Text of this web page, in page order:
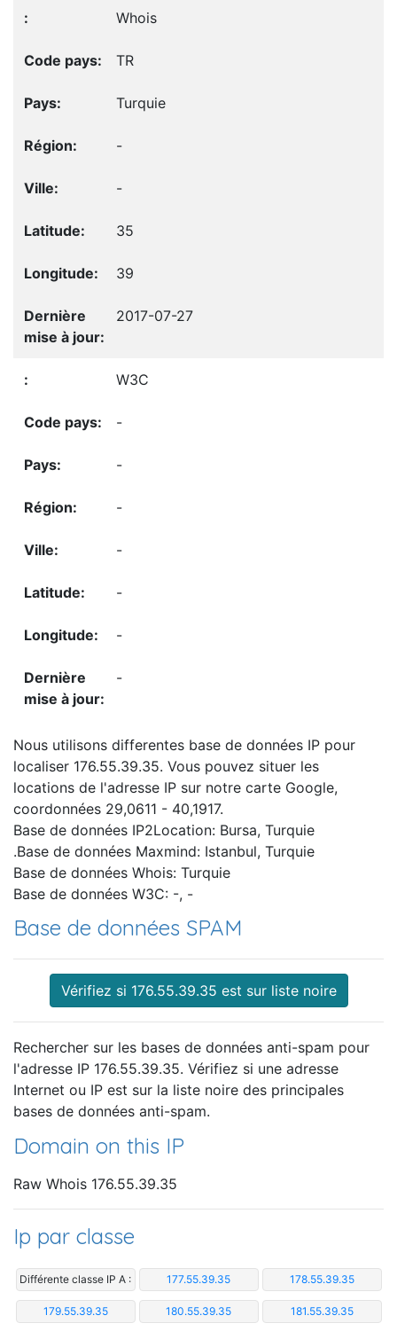
Whois
TR
Turquie
-
-
35
39
2017-07-27
W3C
-
-
-
-
-
-
-
Nous utilisons differentes base de données IP pour
localiser 176.55.39.35. Vous pouvez situer les
locations de l'adresse IP sur notre carte Google,
coordonnées 29,0611 - 40,1917.
Base de données IP2Location: Bursa, Turquie
.Base de données Maxmind: Istanbul, Turquie
Base de données Whois: Turquie
Base de données W3C: -, -
Base de données SPAM
Vérifiez si 176.55.39.35 est sur liste noire
Rechercher sur les bases de données anti-spam pour
l'adresse IP 176.55.39.35. Vérifiez si une adresse
Internet ou IP est sur la liste noire des principales
bases de données anti-spam.
Domain on this IP
Raw Whois 176.55.39.35
Ip par classe
Différente classe IP A : 177.55.39.35 178.55.39.35
179.55.39.35 180.55.39.35 181.55.39.35